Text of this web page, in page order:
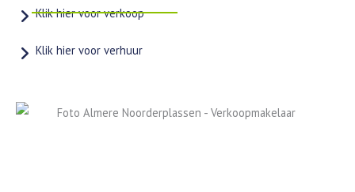
Klik hier voor verkoop
Klik hier voor verhuur